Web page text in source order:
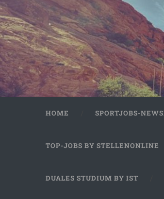
HOME SPORTJOBS-
TOP-JOBS BY STELLENONLINE
DUALES STUDIUM BY IST